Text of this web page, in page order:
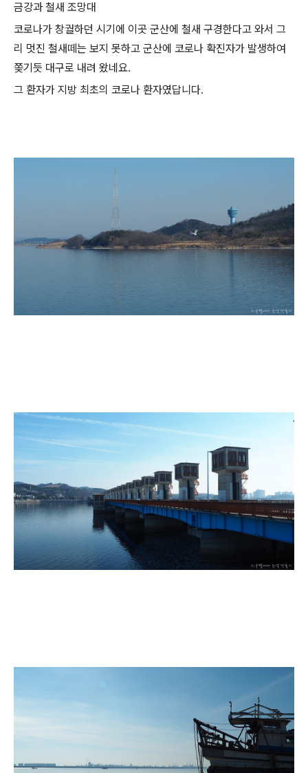
금강과 철새 조망대
코로나가 창궐하던 시기에 이곳 군산에 철새 구경한다고 와서 그
리 멋진 철새떼는 보지 못하고 군산에 코로나 확진자가 발생하여
쫒기듯 대구로 내려 왔네요.
그 환자가 지방 최초의 코로나 환자였답니다.